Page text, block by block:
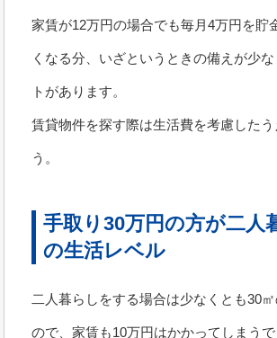
家賃が12万円の場合でも毎月4万円を貯
くなる分、いざというときの備えが少
トがあります。
賃貸物件を探す際は生活費を考慮した
う。
手取り30万円の方が二人
の生活レベル
二人暮らしをする場合は少なくとも30
ので、家賃も10万円はかかってしまうで